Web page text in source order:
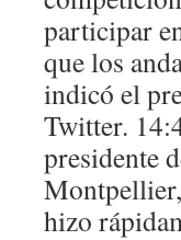
participar
que los
indicó el
Twitter.
presidente
hizo